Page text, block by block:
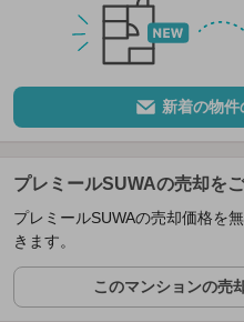
新着の物件
プレミールSUWAの売却を
プレミールSUWAの売却価格を
きます。
このマンションの売